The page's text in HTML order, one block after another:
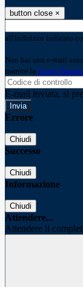
button close ×
all'indirizzo indicato
Non hai una e-mail
tramite la Login
E-mail inviata, si
Errore
Chiudi
Successo
Chiudi
Informazione
Chiudi
Attendere...
Attendere il